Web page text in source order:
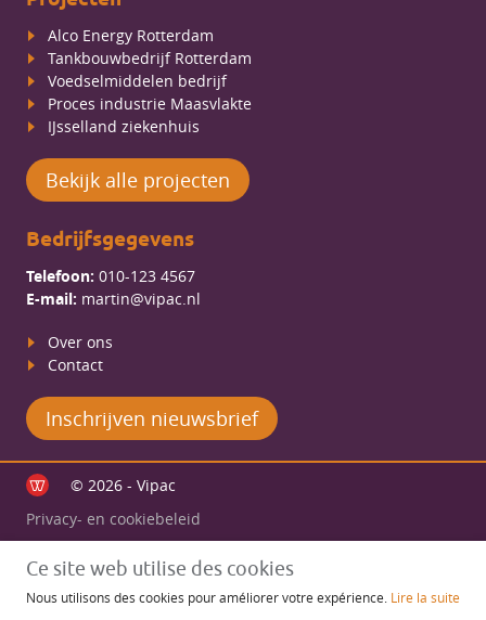
Alco Energy Rotterdam
Tankbouwbedrijf Rotterdam
Voedselmiddelen bedrijf
Proces industrie Maasvlakte
IJsselland ziekenhuis
Bekijk alle projecten
Bedrijfsgegevens
Telefoon: 010-123 4567
E-mail: martin@vipac.nl
Over ons
Contact
Inschrijven nieuwsbrief
© 2026 - Vipac
Privacy- en cookiebeleid
Ce site web utilise des cookies
Nous utilisons des cookies pour améliorer votre expérience. Lire la suite